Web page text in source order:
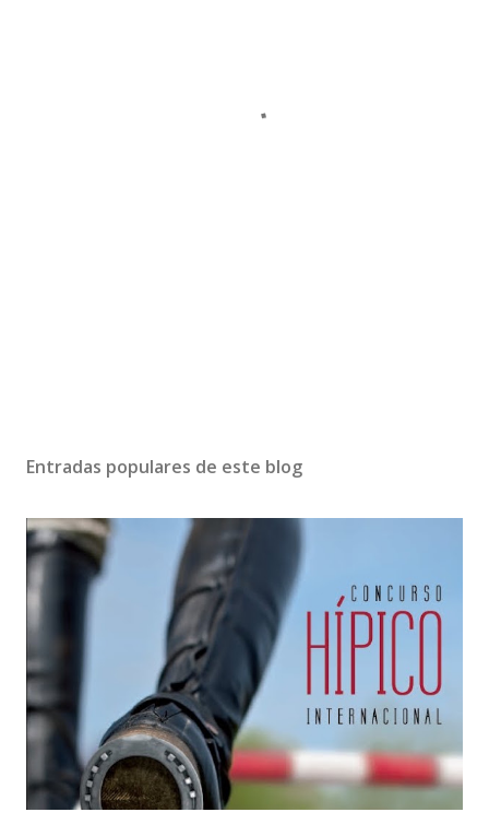
Entradas populares de este blog